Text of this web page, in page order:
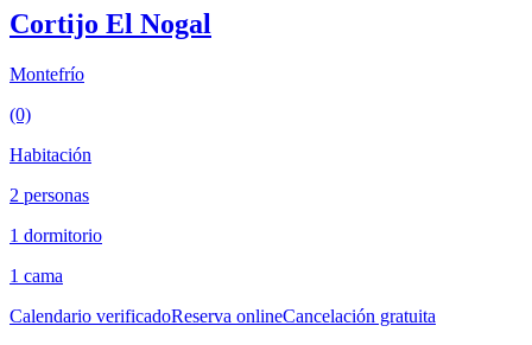
Cortijo El Nogal
Montefrío
(0)
Habitación
2 personas
1 dormitorio
1 cama
Calendario verificadoReserva onlineCancelación gratuita